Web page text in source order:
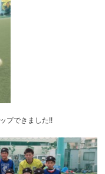
プできました!!